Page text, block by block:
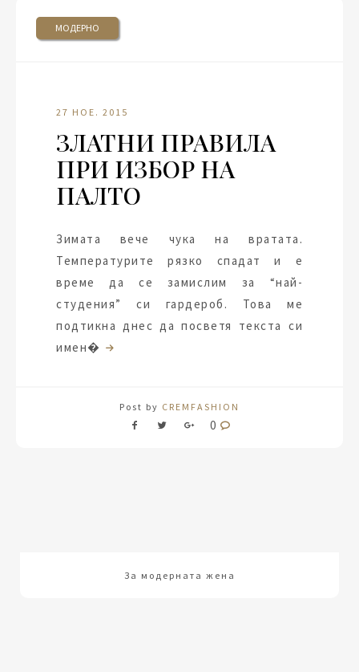
МОДЕРНО
27 НОЕ. 2015
ЗЛАТНИ ПРАВИЛА
ПРИ ИЗБОР НА
ПАЛТО
Зимата вече чука на вратата.
Температурите рязко спадат и е
време да се замислим за “най-
студения” си гардероб. Това ме
подтикна днес да посветя текста си
имен�
Post by CREMFASHION
0
За модерната жена